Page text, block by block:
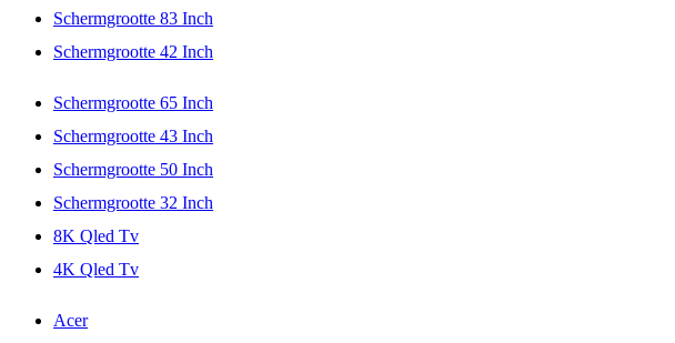
Schermgrootte 83 Inch
Schermgrootte 42 Inch
Schermgrootte 65 Inch
Schermgrootte 43 Inch
Schermgrootte 50 Inch
Schermgrootte 32 Inch
8K Qled Tv
4K Qled Tv
Acer